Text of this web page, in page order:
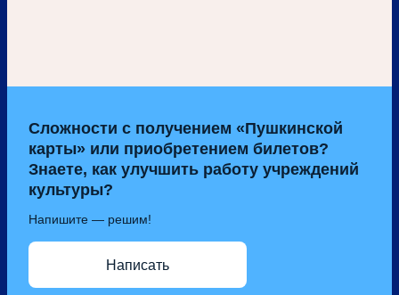
Сложности с получением «Пушкинской
карты» или приобретением билетов?
Знаете, как улучшить работу учреждений
культуры?
Напишите — решим!
Написать